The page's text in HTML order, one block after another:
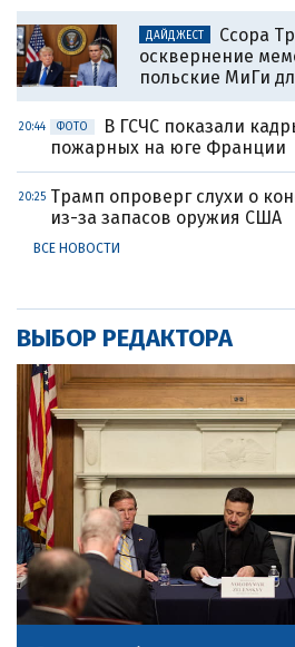
ДАЙДЖЕСТ
Ссора
осквернение
польские МиГи
20:44 ФОТО
В ГСЧС показали
пожарных на юге Франции
20:25 Трамп опроверг слухи о
из-за запасов оружия США
ВСЕ НОВОСТИ
ВЫБОР РЕДАКТОРА